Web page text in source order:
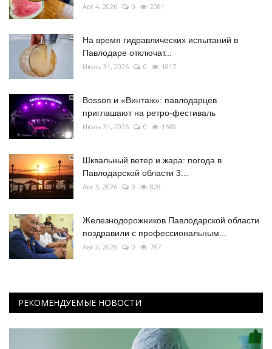
Авг 4, 2026 0 2081
На время гидравлических испытаний в
Павлодаре отключат...
Июль 31, 2026 0 1817
Bosson и «Винтаж»: павлодарцев
приглашают на ретро-фестиваль
Июль 31, 2026 0 1588
Шквальный ветер и жара: погода в
Павлодарской области 3...
Авг 3, 2026 0 828
Железнодорожников Павлодарской области
поздравили с профессиональным...
Авг 2, 2026 0 787
РЕКОМЕНДУЕМЫЕ НОВОСТИ